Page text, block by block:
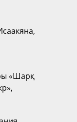
«Шарқ